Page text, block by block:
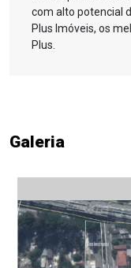
com alto potencial
Plus Imóveis, os
Plus.
Galeria